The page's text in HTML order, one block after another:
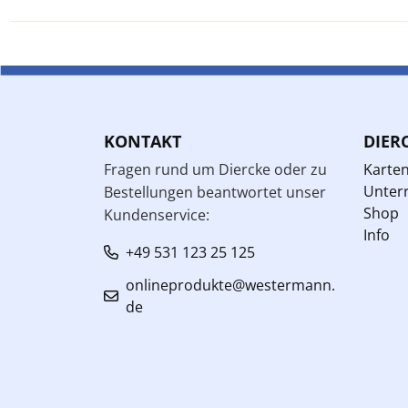
KONTAKT
Fragen rund um Diercke oder zu
Bestellungen beantwortet unser
Kundenservice:
+49 531 123 25 125
onlineprodukte@westermann.
de
Shop
Info